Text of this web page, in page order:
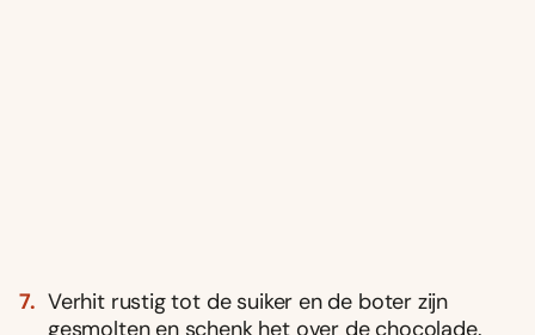
Verhit rustig tot de suiker en de boter zijn
gesmolten en schenk het over de chocolade.